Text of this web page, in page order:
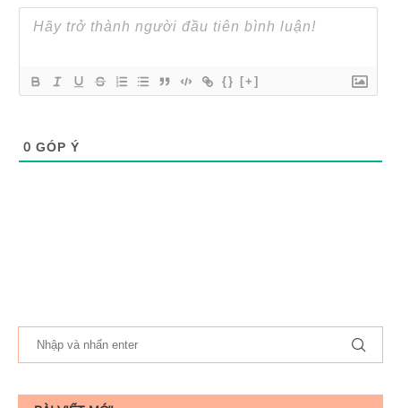
{} [+]
0 GÓP Ý